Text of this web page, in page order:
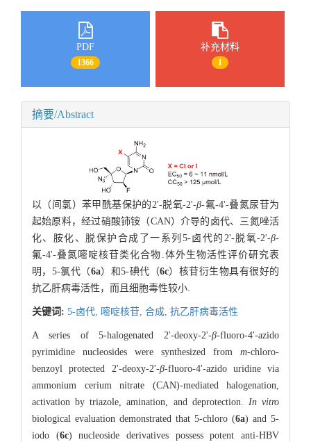
PDF
1366
补充材料
1
摘要/Abstract
以（间氯）苯甲酰基保护的2'-脱氧-2'-β-氟-4'-叠氮尿苷为
起始原料，经过硝酸铈铵（CAN）介导的卤代、三氮唑活
化、胺化、脱保护合成了一系列5-卤代的2'-脱氧-2'-β-
氟-4'-叠氮嘧啶核苷类化合物.体外生物活性评价研究表
明，5-氯代（6a）和5-碘代（6c）核苷衍生物具有很好的
抗乙肝病毒活性，而且细胞毒性较小.
关键词: 5-卤代, 嘧啶核苷, 合成, 抗乙肝病毒活性
A series of 5-halogenated 2'-deoxy-2'-β-fluoro-4'-azido
pyrimidine nucleosides were synthesized from m-chloro-
benzoyl protected 2'-deoxy-2'-β-fluoro-4'-azido uridine via
ammonium cerium nitrate (CAN)-mediated halogenation,
activation by triazole, amination, and deprotection. In vitro
biological evaluation demonstrated that 5-chloro (6a) and 5-
iodo (6c) nucleoside derivatives possess potent anti-HBV